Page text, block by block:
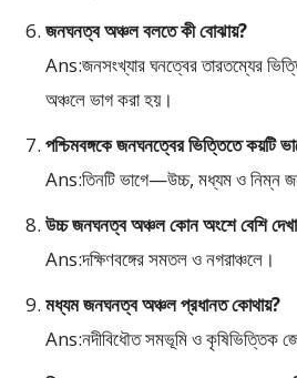
জনঘনত্ব অঞ্চল বলতে কী বোঝায়?
Ans:জনসংখ্যার ঘনত্বের তারতম্যের
অঞ্চলে ভাগ করা হয়।
পশ্চিমবঙ্গকে জনঘনত্বের ভিত্তিতে কয়টি
Ans:তিনটি ভাগে—উচ্চ, মধ্যম ও নিম্ন
উচ্চ জনঘনত্ব অঞ্চল কোন অংশে বেশি
Ans:দক্ষিণবঙ্গের সমতল ও নগরাঞ্চলে।
মধ্যম জনঘনত্ব অঞ্চল প্রধানত কোথায়?
Ans:নদীবিধৌত সমভূমি ও কৃষিভিত্তিক